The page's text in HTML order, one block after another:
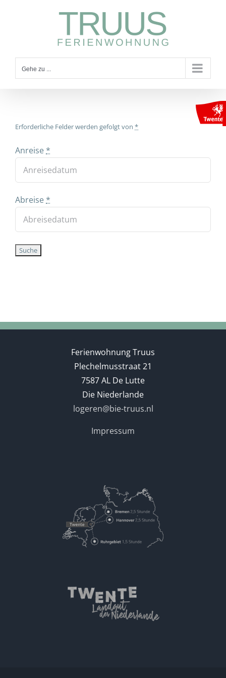
Gehe zu ...
Erforderliche Felder werden gefolgt von *
Anreise *
Abreise *
Ferienwohnung Truus
Plechelmusstraat 21
7587 AL De Lutte
Die Niederlande
logeren@bie-truus.nl
Impressum